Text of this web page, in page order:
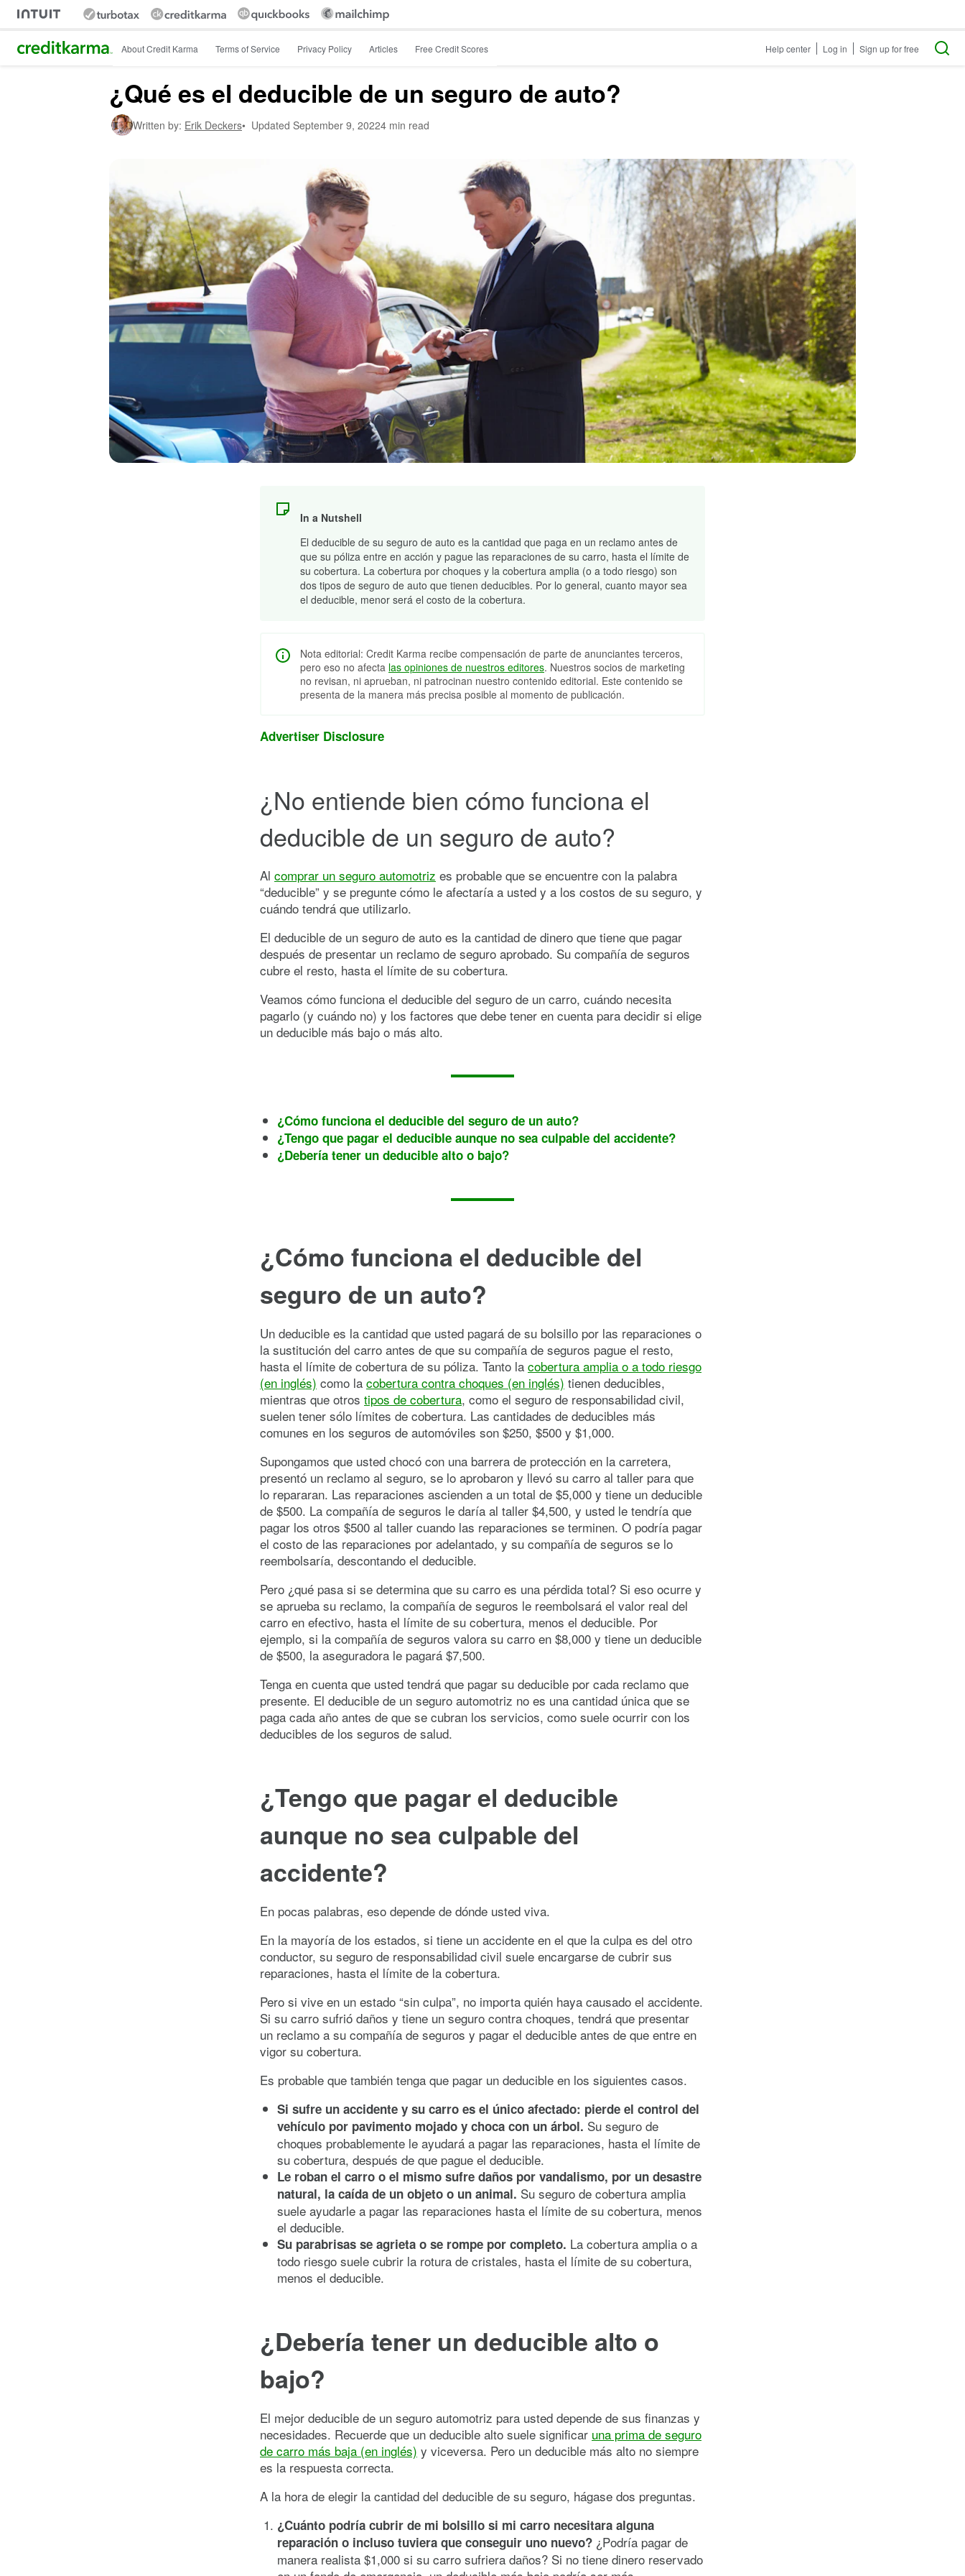
Intuit Credit Karma About Credit Karma Terms of Service Privacy Policy Articles Free Credit Scores Help center Log in Sign up for free
¿Qué es el deducible de un seguro de auto?
Written by: Erik Deckers• Updated September 9, 20224 min read
In a Nutshell
El deducible de su seguro de auto es la cantidad que paga en un reclamo antes de
que su póliza entre en acción y pague las reparaciones de su carro, hasta el límite de
su cobertura. La cobertura por choques y la cobertura amplia (o a todo riesgo) son
dos tipos de seguro de auto que tienen deducibles. Por lo general, cuanto mayor sea
el deducible, menor será el costo de la cobertura.
Nota editorial: Credit Karma recibe compensación de parte de anunciantes terceros,
pero eso no afecta las opiniones de nuestros editores. Nuestros socios de marketing
no revisan, ni aprueban, ni patrocinan nuestro contenido editorial. Este contenido se
presenta de la manera más precisa posible al momento de publicación.
Advertiser Disclosure
¿No entiende bien cómo funciona el
deducible de un seguro de auto?
Al comprar un seguro automotriz es probable que se encuentre con la palabra
“deducible” y se pregunte cómo le afectaría a usted y a los costos de su seguro, y
cuándo tendrá que utilizarlo.
El deducible de un seguro de auto es la cantidad de dinero que tiene que pagar
después de presentar un reclamo de seguro aprobado. Su compañía de seguros
cubre el resto, hasta el límite de su cobertura.
Veamos cómo funciona el deducible del seguro de un carro, cuándo necesita
pagarlo (y cuándo no) y los factores que debe tener en cuenta para decidir si elige
un deducible más bajo o más alto.
¿Cómo funciona el deducible del seguro de un auto?
¿Tengo que pagar el deducible aunque no sea culpable del accidente?
¿Debería tener un deducible alto o bajo?
¿Cómo funciona el deducible del
seguro de un auto?
Un deducible es la cantidad que usted pagará de su bolsillo por las reparaciones o
la sustitución del carro antes de que su compañía de seguros pague el resto,
hasta el límite de cobertura de su póliza. Tanto la cobertura amplia o a todo riesgo
(en inglés) como la cobertura contra choques (en inglés) tienen deducibles,
mientras que otros tipos de cobertura, como el seguro de responsabilidad civil,
suelen tener sólo límites de cobertura. Las cantidades de deducibles más
comunes en los seguros de automóviles son $250, $500 y $1,000.
Supongamos que usted chocó con una barrera de protección en la carretera,
presentó un reclamo al seguro, se lo aprobaron y llevó su carro al taller para que
lo repararan. Las reparaciones ascienden a un total de $5,000 y tiene un deducible
de $500. La compañía de seguros le daría al taller $4,500, y usted le tendría que
pagar los otros $500 al taller cuando las reparaciones se terminen. O podría pagar
el costo de las reparaciones por adelantado, y su compañía de seguros se lo
reembolsaría, descontando el deducible.
Pero ¿qué pasa si se determina que su carro es una pérdida total? Si eso ocurre y
se aprueba su reclamo, la compañía de seguros le reembolsará el valor real del
carro en efectivo, hasta el límite de su cobertura, menos el deducible. Por
ejemplo, si la compañía de seguros valora su carro en $8,000 y tiene un deducible
de $500, la aseguradora le pagará $7,500.
Tenga en cuenta que usted tendrá que pagar su deducible por cada reclamo que
presente. El deducible de un seguro automotriz no es una cantidad única que se
paga cada año antes de que se cubran los servicios, como suele ocurrir con los
deducibles de los seguros de salud.
¿Tengo que pagar el deducible
aunque no sea culpable del
accidente?
En pocas palabras, eso depende de dónde usted viva.
En la mayoría de los estados, si tiene un accidente en el que la culpa es del otro
conductor, su seguro de responsabilidad civil suele encargarse de cubrir sus
reparaciones, hasta el límite de la cobertura.
Pero si vive en un estado “sin culpa”, no importa quién haya causado el accidente.
Si su carro sufrió daños y tiene un seguro contra choques, tendrá que presentar
un reclamo a su compañía de seguros y pagar el deducible antes de que entre en
vigor su cobertura.
Es probable que también tenga que pagar un deducible en los siguientes casos.
Si sufre un accidente y su carro es el único afectado: pierde el control del
vehículo por pavimento mojado y choca con un árbol. Su seguro de
choques probablemente le ayudará a pagar las reparaciones, hasta el límite de
su cobertura, después de que pague el deducible.
Le roban el carro o el mismo sufre daños por vandalismo, por un desastre
natural, la caída de un objeto o un animal. Su seguro de cobertura amplia
suele ayudarle a pagar las reparaciones hasta el límite de su cobertura, menos
el deducible.
Su parabrisas se agrieta o se rompe por completo. La cobertura amplia o a
todo riesgo suele cubrir la rotura de cristales, hasta el límite de su cobertura,
menos el deducible.
¿Debería tener un deducible alto o
bajo?
El mejor deducible de un seguro automotriz para usted depende de sus finanzas y
necesidades. Recuerde que un deducible alto suele significar una prima de seguro
de carro más baja (en inglés) y viceversa. Pero un deducible más alto no siempre
es la respuesta correcta.
A la hora de elegir la cantidad del deducible de su seguro, hágase dos preguntas.
¿Cuánto podría cubrir de mi bolsillo si mi carro necesitara alguna
reparación o incluso tuviera que conseguir uno nuevo? ¿Podría pagar de
manera realista $1,000 si su carro sufriera daños? Si no tiene dinero reservado